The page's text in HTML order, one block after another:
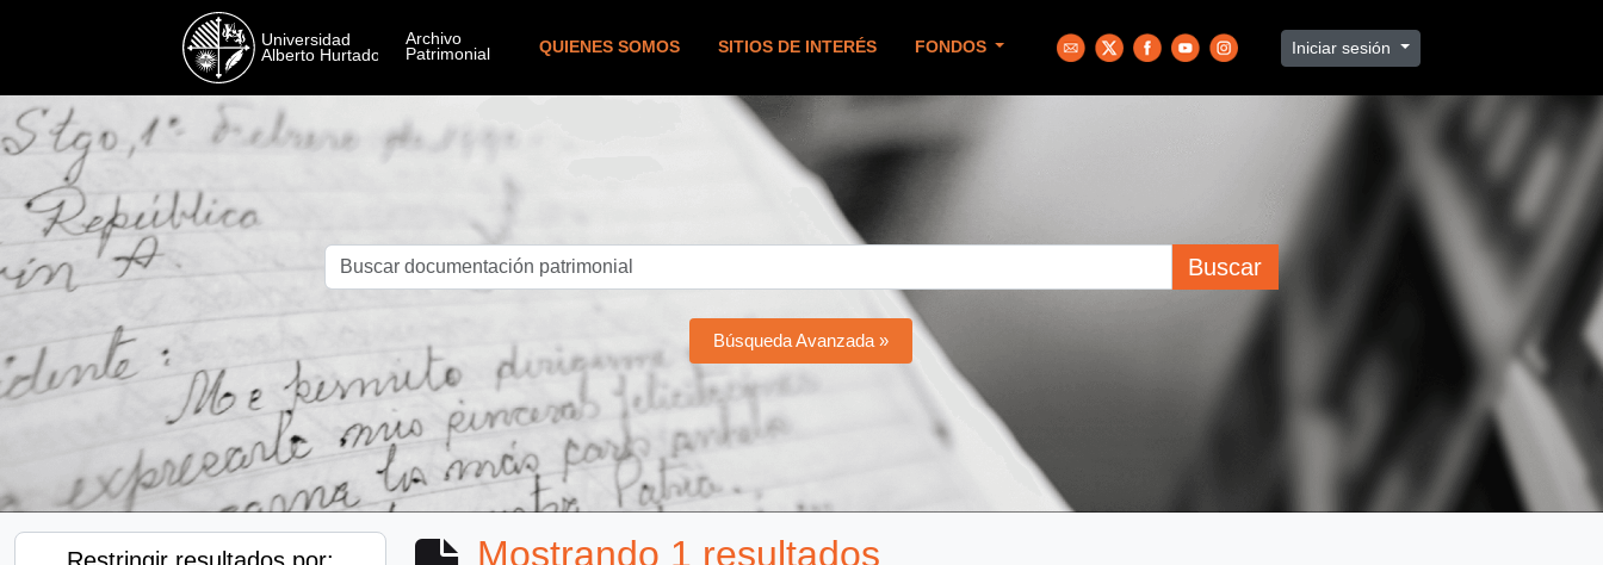
QUIENES SOMOS SITIOS DE INTERÉS FONDOS Iniciar sesión
Buscar
Búsqueda Avanzada »
Mostrando 1 resultados